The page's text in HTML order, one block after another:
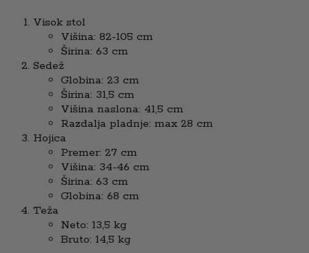
Visok stol
Višina: 82-105 cm
Širina: 63 cm
Sedež
Globina: 23 cm
Širina: 31,5 cm
Višina naslona: 41,5 cm
Razdalja pladnje: max 28 cm
Hojica
Premer: 27 cm
Višina: 34-46 cm
Širina: 63 cm
Globina: 68 cm
Teža
Neto: 13,5 kg
Bruto: 14,5 kg